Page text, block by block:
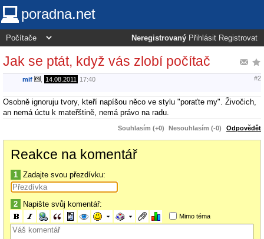
poradna.net
Neregistrovaný Přihlásit Registrovat
Jak se ptát, když vás zlobí počítač
mif 14.08.2011 17:40 #2
Osobně ignoruju tvory, kteří napíšou něco ve stylu "poraťte my". Živočich,
an nemá úctu k mateřštině, nemá právo na radu.
Souhlasím (+0) Nesouhlasím (-0) Odpovědět
Reakce na komentář
1 Zadajte svou přezdívku:
2 Napište svůj komentář:
Mimo téma